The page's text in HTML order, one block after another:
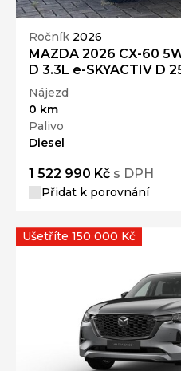
Ročník 2026
MAZDA 2026 CX-60
D 3.3L e-SKYACTIV D
Nájezd
0 km
Palivo
Diesel
1 522 990 Kč s DPH
Přidat k porovnání
Ušetříte 150 000 Kč